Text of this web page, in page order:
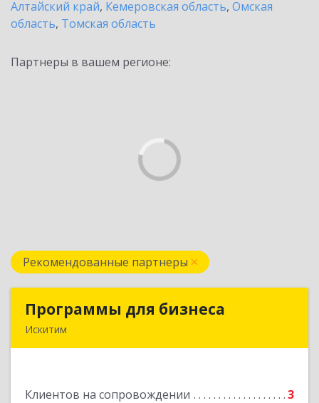
Алтайский край, Кемеровская область, Омская
область, Томская область
Партнеры в вашем регионе:
Рекомендованные партнеры
Программы для бизнеса
Искитим
Клиентов на сопровождении 3
Программы для бизнеса